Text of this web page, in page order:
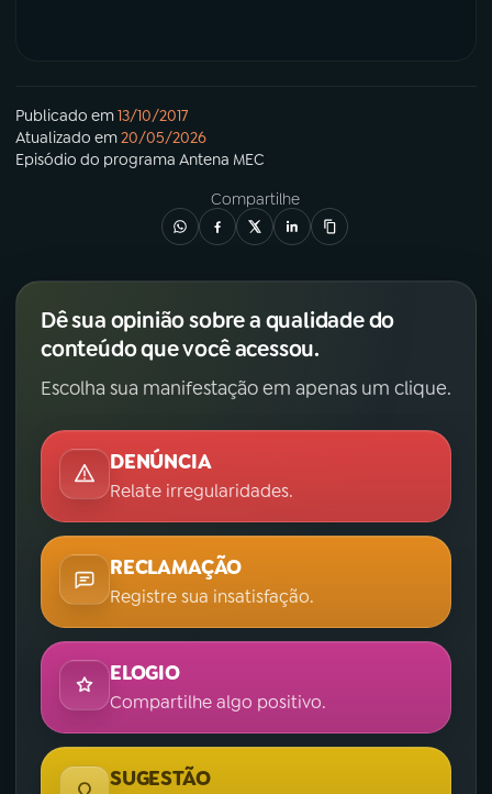
Publicado em13/10/2017
Atualizado em20/05/2026
Episódio do programa Antena MEC
Compartilhe
Dê sua opinião sobre a qualidade do
conteúdo que você acessou.
Escolha sua manifestação em apenas um clique.
DENÚNCIA
Relate irregularidades.
RECLAMAÇÃO
Registre sua insatisfação.
ELOGIO
Compartilhe algo positivo.
SUGESTÃO